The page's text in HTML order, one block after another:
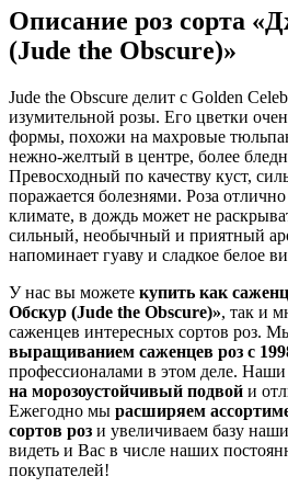
Описание роз сорта
(Jude the Obscure)»
Jude the Obscure делит с Golden
изумительной розы. Его цветки
формы, похожи на махровые
нежно-желтый в центре, более
Превосходный по качеству куст,
поражается болезнями. Роза
климате, в дождь может не
сильный, необычный и приятный
напоминает гуаву и сладкое белое
У нас вы можете купить как
Обскур (Jude the Obscure)», так и
саженцев интересных сортов роз.
выращиванием саженцев роз с
профессионалами в этом деле. Наши
на морозоустойчивый подвой и
Ежегодно мы расширяем
сортов роз и увеличиваем базу
видеть и Вас в числе наших
покупателей!